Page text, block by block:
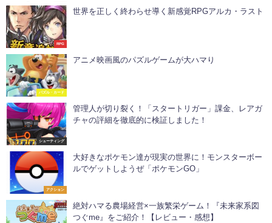
RPG
世界を正しく終わらせ導く新感覚RPGアルカ・ラスト
パズル・カード
アニメ映画風のパズルゲームが大ハマり
シューティング
管理人が切り裂く！「スタートリガー」課金、レアガ
チャの評細を徹底的に検証しました！
アクション
大好きなポケモン達が現実の世界に！モンスターボー
ルでゲットしようぜ「ポケモンGO」
絶対ハマる農場経営×一族繁栄ゲーム！『未来家系図
つぐme』をご紹介！【レビュー・感想】